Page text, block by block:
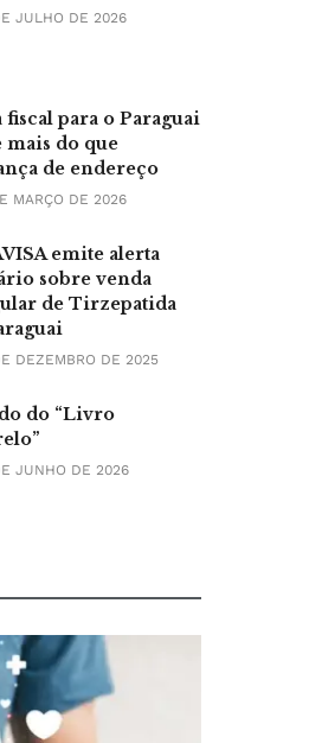
JULHO DE 2026
fiscal para o Paraguai
mais do que
de endereço
MARÇO DE 2026
emite alerta
sobre venda
de Tirzepatida
DEZEMBRO DE 2025
do “Livro
JUNHO DE 2026